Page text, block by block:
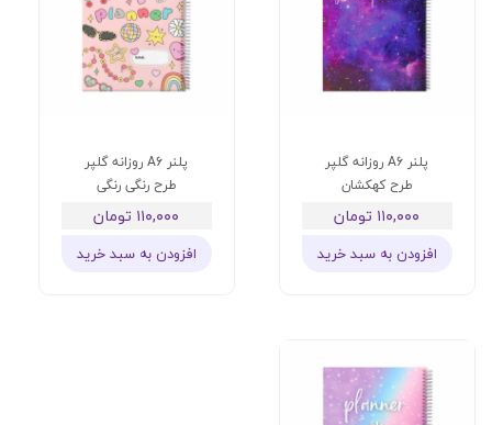
پلنر A6 روزانه گلپر
طرح کهکشان
۱۱۰,۰۰۰ تومان
افزودن به سبد خرید
پلنر A6 روزانه گلپر
طرح رنگی رنگی
۱۱۰,۰۰۰ تومان
افزودن به سبد خرید